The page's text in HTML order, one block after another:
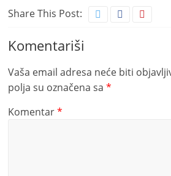
Share This Post:
Komentariši
Vaša email adresa neće biti
polja su označena sa*
Komentar*